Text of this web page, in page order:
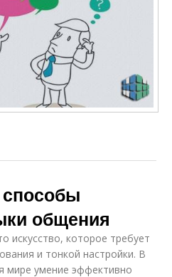
общения
которое требует
и тонкой настройки. В
умение эффективно